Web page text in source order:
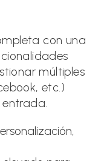
con una
múltiples
etc.)